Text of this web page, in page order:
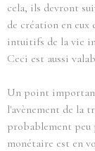
cela, ils devront
de création en eux
intuitifs de la vie
Ceci est aussi
Un point
l'avènement de la
probablement peu
monétaire est en